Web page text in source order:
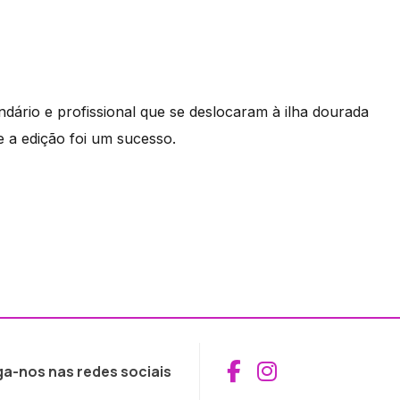
e profissional que se deslocaram à ilha dourada
a edição foi um sucesso.
nos nas redes sociais Aceder ao
Aceder ao